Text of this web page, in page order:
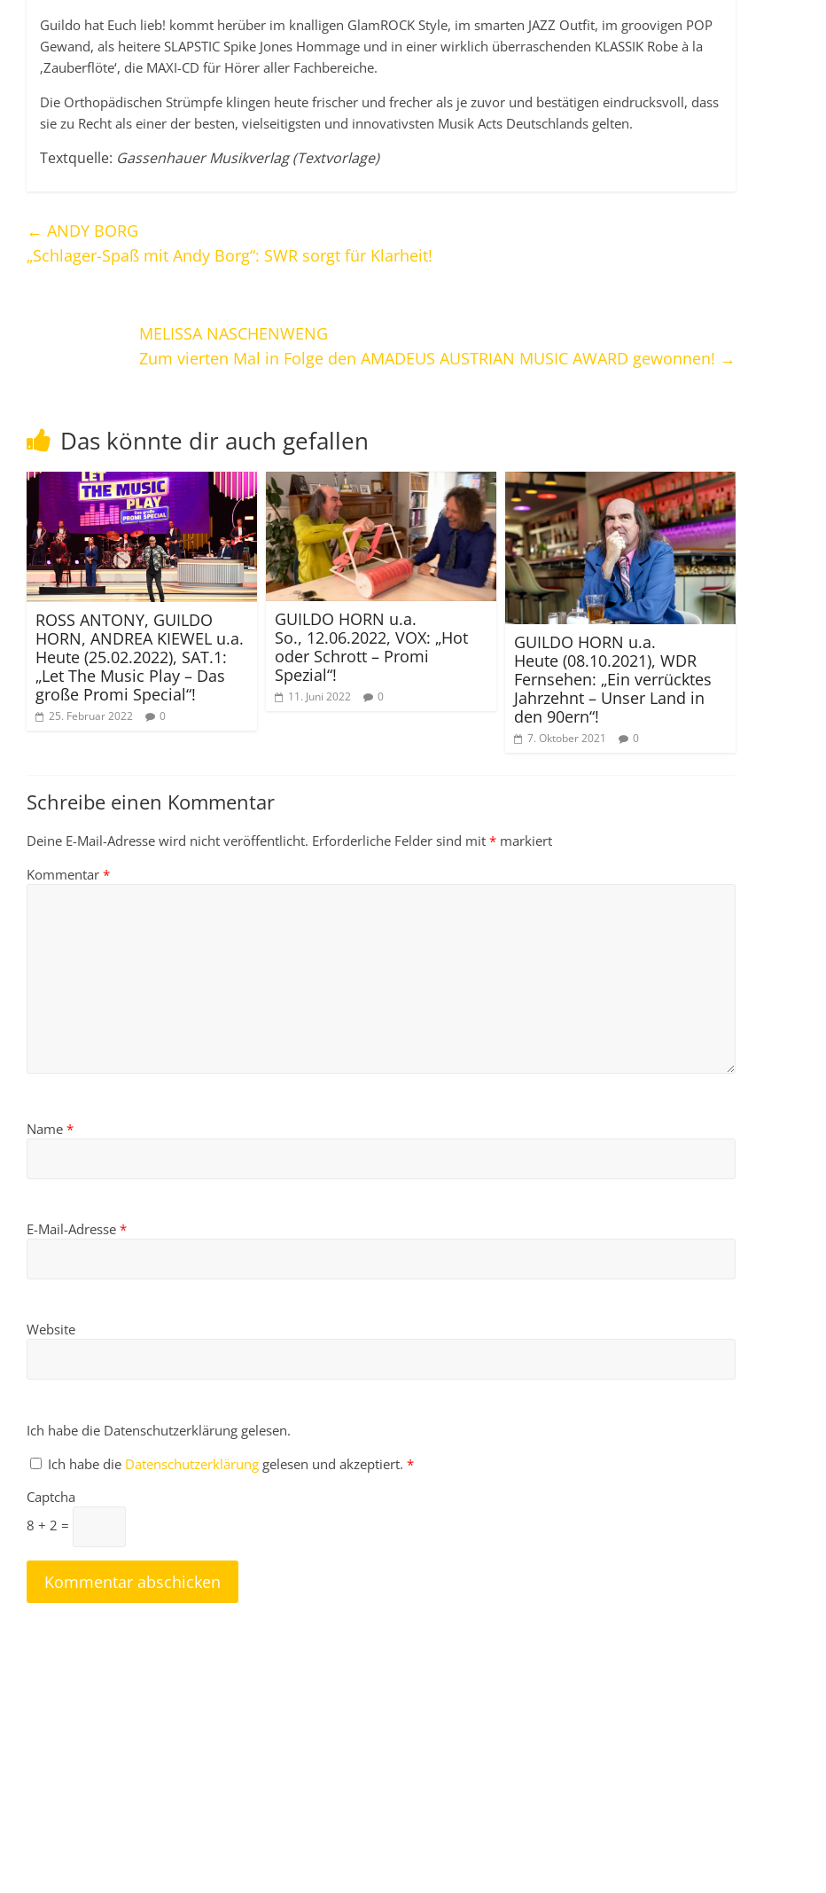
Guildo hat Euch lieb! kommt herüber im knalligen GlamROCK Style, im smarten JAZZ Outfit, im groovigen POP
Gewand, als heitere SLAPSTIC Spike Jones Hommage und in einer wirklich überraschenden KLASSIK Robe à la
‚Zauberflöte‘, die MAXI-CD für Hörer aller Fachbereiche.
Die Orthopädischen Strümpfe klingen heute frischer und frecher als je zuvor und bestätigen eindrucksvoll, dass
sie zu Recht als einer der besten, vielseitigsten und innovativsten Musik Acts Deutschlands gelten.
Textquelle: Gassenhauer Musikverlag (Textvorlage)
← ANDY BORG
„Schlager-Spaß mit Andy Borg“: SWR sorgt für Klarheit!
MELISSA NASCHENWENG
Zum vierten Mal in Folge den AMADEUS AUSTRIAN MUSIC AWARD gewonnen! →
Das könnte dir auch gefallen
ROSS ANTONY, GUILDO
HORN, ANDREA KIEWEL u.a.
Heute (25.02.2022), SAT.1:
„Let The Music Play – Das
große Promi Special“!
25. Februar 2022 0
GUILDO HORN u.a.
So., 12.06.2022, VOX: „Hot
oder Schrott – Promi
Spezial“!
11. Juni 2022 0
GUILDO HORN u.a.
Heute (08.10.2021), WDR
Fernsehen: „Ein verrücktes
Jahrzehnt – Unser Land in
den 90ern“!
7. Oktober 2021 0
Schreibe einen Kommentar
Deine E-Mail-Adresse wird nicht veröffentlicht. Erforderliche Felder sind mit * markiert
Kommentar *
Name *
E-Mail-Adresse *
Website
Ich habe die Datenschutzerklärung gelesen.
Ich habe die Datenschutzerklärung gelesen und akzeptiert. *
Captcha
8 + 2 =